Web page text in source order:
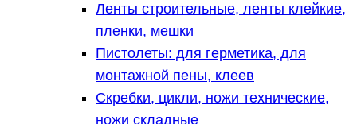
Ленты строительные, ленты клейкие,
пленки, мешки
Пистолеты: для герметика, для
монтажной пены, клеев
Скребки, цикли, ножи технические,
ножи складные